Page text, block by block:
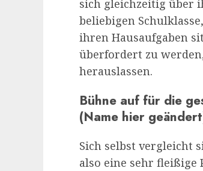
sich gleichzeitig über
beliebigen
ihren Hausaufgaben
überfordert zu
herauslassen.
Bühne auf für die
(Name hier
Sich selbst vergleicht
also eine sehr